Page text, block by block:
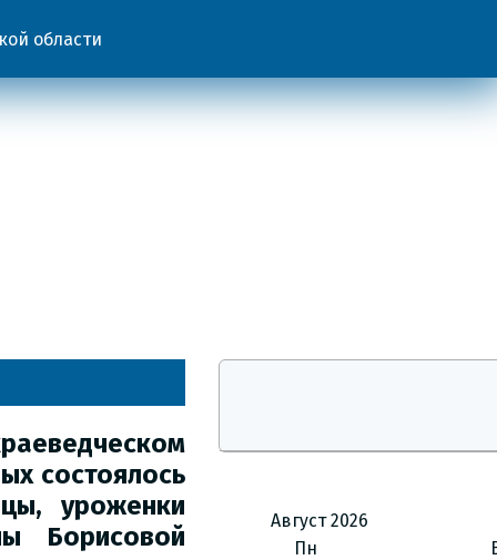
области
состоялось
уроженки
Борисовой
Август 2026
Пн